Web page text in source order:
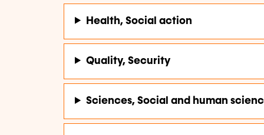
Health, Social action
Quality, Security
Sciences, Social and human